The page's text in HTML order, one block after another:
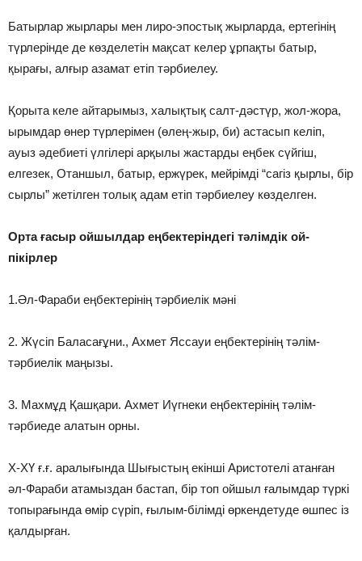
Батырлар жырлары мен лиро-эпостық жырларда, ертегiнiң
түрлерiнде де көзделетiн мақсат келер ұрпақты батыр,
қырағы, алғыр азамат етiп тәрбиелеу.
Қорыта келе айтарымыз, халықтық салт-дәстүр, жол-жора,
ырымдар өнер түрлерiмен (өлең-жыр, би) астасып келiп,
ауыз әдебиетi үлгiлерi арқылы жастарды еңбек сүйгiш,
елгезек, Отаншыл, батыр, ержүрек, мейрiмдi “сагiз қырлы, бiр
сырлы” жетiлген толық адам етiп тәрбиелеу көзделген.
Орта ғасыр ойшылдар еңбектерiндегi тәлiмдiк ой-
пiкiрлер
1.Әл-Фараби еңбектерінің тәрбиелік мәні
2. Жүсіп Баласағұни., Ахмет Яссауи еңбектерінің тәлім-
тәрбиелік маңызы.
3. Махмұд Қашқари. Ахмет Иүгнеки еңбектерінің тәлім-
тәрбиеде алатын орны.
Х-ХҮ ғ.ғ. аралығында Шығыстың екiншi Аристотелi атанған
әл-Фараби атамыздан бастап, бiр топ ойшыл ғалымдар түркi
топырағында өмiр сүрiп, ғылым-бiлiмдi өркендетуде өшпес iз
қалдырған.